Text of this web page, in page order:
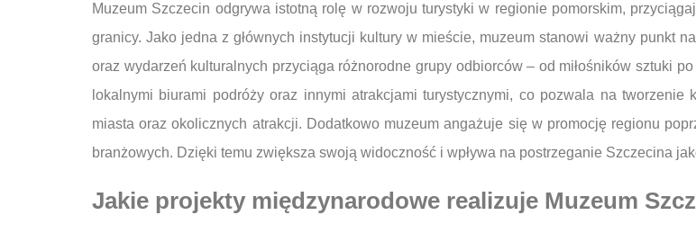
Muzeum Szczecin odgrywa istotną rolę w rozwoju turystyki w regionie pomorskim,
granicy. Jako jedna z głównych instytucji kultury w mieście, muzeum stanowi ważny punkt
oraz wydarzeń kulturalnych przyciąga różnorodne grupy odbiorców – od miłośników sztuki
lokalnymi biurami podróży oraz innymi atrakcjami turystycznymi, co pozwala na tworzenie
miasta oraz okolicznych atrakcji. Dodatkowo muzeum angażuje się w promocję regionu
branżowych. Dzięki temu zwiększa swoją widoczność i wpływa na postrzeganie Szczecina
Jakie projekty międzynarodowe realizuje Muzeum